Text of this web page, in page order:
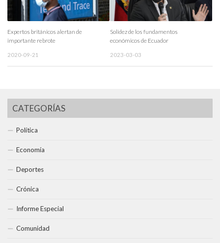
Expertos británicos alertan de
importante rebrote
2020-09-21
Solidez de los fundamentos
económicos de Ecuador
2023-03-03
CATEGORÍAS
Política
Economía
Deportes
Crónica
Informe Especial
Comunidad